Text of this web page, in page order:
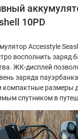
10PD
Accesstyle
восполнить заряд
ЖК-дисплей
заряда
компактные размеры
спутником в